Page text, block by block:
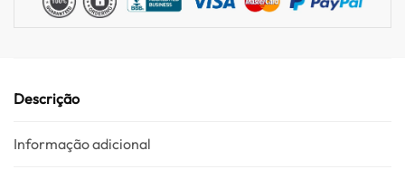
Descrição
Informação adicional